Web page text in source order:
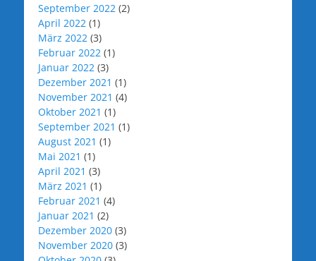
September 2022 (2)
April 2022 (1)
März 2022 (3)
Februar 2022 (1)
Januar 2022 (3)
Dezember 2021 (1)
November 2021 (4)
Oktober 2021 (1)
September 2021 (1)
August 2021 (1)
Mai 2021 (1)
April 2021 (3)
März 2021 (1)
Februar 2021 (4)
Januar 2021 (2)
Dezember 2020 (3)
November 2020 (3)